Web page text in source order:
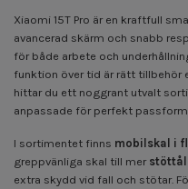
Xiaomi 15T Pro är en kraftfull
avancerad skärm och snabb
för både arbete och
funktion över tid är rätt tillbehör
hittar du ett noggrant utvalt
anpassade för perfekt
I sortimentet finns mobilskal i
greppvänliga skal till mer
extra skydd vid fall och stötar.